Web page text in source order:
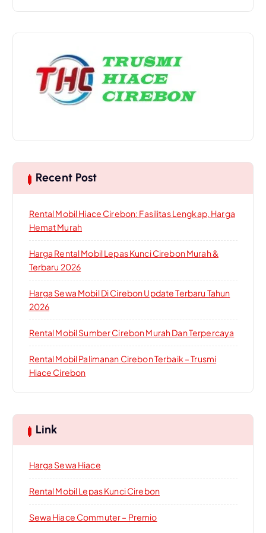
Recent Post
Rental Mobil Hiace Cirebon: Fasilitas Lengkap, Harga
Hemat Murah
Harga Rental Mobil Lepas Kunci Cirebon Murah &
Terbaru 2026
Harga Sewa Mobil Di Cirebon Update Terbaru Tahun
2026
Rental Mobil Sumber Cirebon Murah Dan Terpercaya
Rental Mobil Palimanan Cirebon Terbaik – Trusmi
Hiace Cirebon
Link
Harga Sewa Hiace
Rental Mobil Lepas Kunci Cirebon
Sewa Hiace Commuter – Premio